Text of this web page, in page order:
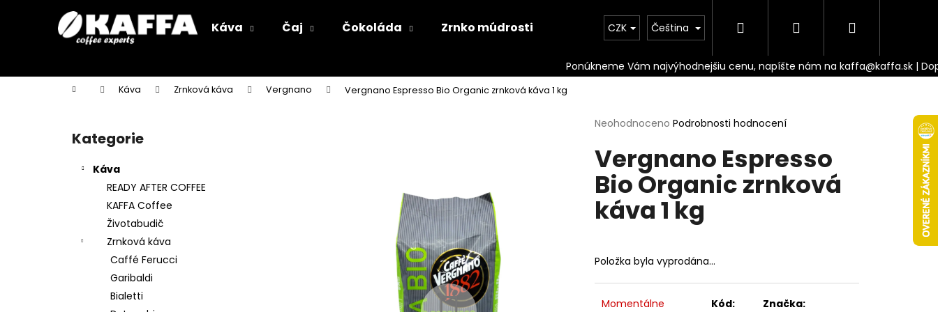
Káva Čaj Čokoláda Zrnko múdrosti Kontakt Doprava
CZK Čeština Hledat PřihlášeníNákupní
košík
Domů Káva Zrnková káva Vergnano Vergnano Espresso Bio Organic zrnková káva 1 kg
Přeskočit
kategorie
Kategorie
Káva
READY AFTER COFFEE
KAFFA Coffee
Životabudič
Zrnková káva
Caffé Ferucci
Garibaldi
Bialetti
Průměrné
produktu
je
0,0
5
hvězdiček.
Neohodnoceno Podrobnosti hodnocení
Vergnano Espresso
Bio Organic zrnková
káva 1 kg
Položka byla vyprodána…
Momentálne
Kód:
Značka:
k
Zpět
obchodu
Zpět
obchodu
Co potřebujete najít?
Doporučujeme